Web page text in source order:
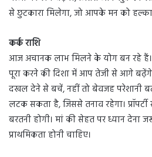
से छुटकारा मिलेगा, जो आपके मन को
कर्क राशि
आज अचानक लाभ मिलने के योग बन रहे
पूरा करने की दिशा में आप तेजी से आगे
दखल देने से बचें, नहीं तो बेवजह परेशानी
लटक सकता है, जिससे तनाव रहेगा।
बरतनी होगी। मां की सेहत पर ध्यान
प्राथमिकता होनी चाहिए।